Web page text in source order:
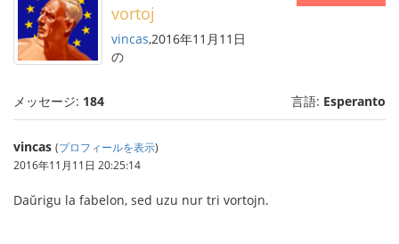
vortoj
vincas,2016年11月11日
の
メッセージ: 184 言語: Esperanto
vincas (プロフィールを表示)
2016年11月11日 20:25:14
Daŭrigu la fabelon, sed uzu nur tri vortojn.